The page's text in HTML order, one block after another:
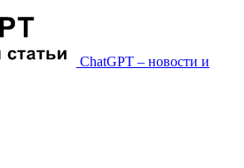
ChatGPT – новости и